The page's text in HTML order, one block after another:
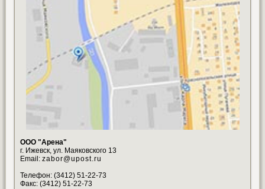
ООО "Арена"
г. Ижевск, ул. Маяковского 13
Email: zabor@upost.ru
Телефон: (3412) 51-22-73
Факс: (3412) 51-22-73